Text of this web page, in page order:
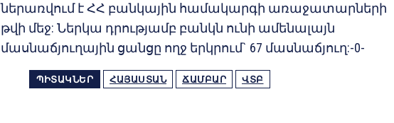
ներառվում է ՀՀ բանկային համակարգի առաջատարների
թվի մեջ: Ներկա դրությամբ բանկն ունի ամենալայն
մասնաճյուղային ցանցը ողջ երկրում` 67 մասնաճյուղ:-0-
ՊԻՏԱԿՆԵՐ ՀԱՅԱՍՏԱՆ ՃԱՄԲԱՐ ՎՏԲ